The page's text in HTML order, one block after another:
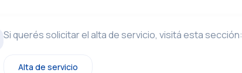
Si querés solicitar el alta de servicio, visitá esta sección:
Alta de servicio